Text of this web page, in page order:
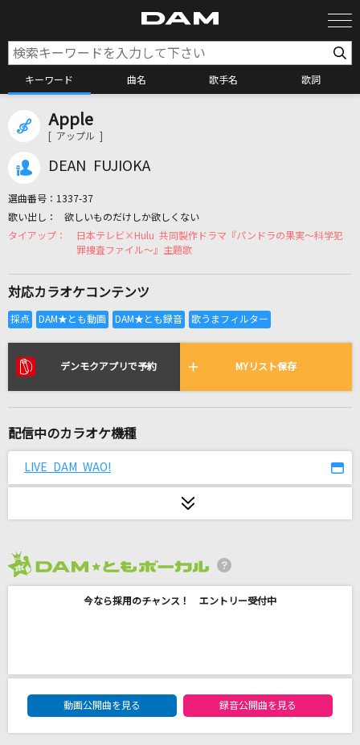
キーワード 曲名 歌手名 歌詞
カラオケリクエスト
全国りれき
リアルタイムで歌われている曲の一覧
ダーリン
[生音]水に咲く花・支笏湖へ
Yes! 東京
残響散歌
Aimer(エメ)
[生音]SAY YES
ケセラセラ
[生音]白い恋人達
Apple
[ アップル ]
DEAN FUJIOKA
選曲番号： 1337-37
欲しいものだけしか欲しくない
日本テレビ×Hulu 共同製作ドラマ『パンドラの果実～科学犯
罪捜査ファイル～』主題歌
対応カラオケコンテンツ
デンモクアプリで予約 MYリスト保存
配信中のカラオケ機種
LIVE DAM WAO!
今なら採用のチャンス！ エントリー受付中
DAM★ともボーカルエントリーランキング
動画公開曲を見る
録音公開曲を見る